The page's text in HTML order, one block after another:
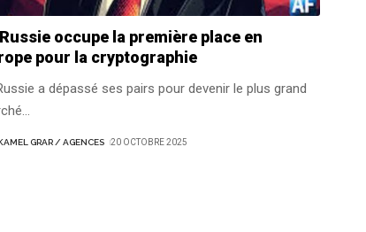
occupe la première place en
pour la cryptographie
a dépassé ses pairs pour devenir le plus grand
…
KAMEL GRAR / AGENCES 20 OCTOBRE 2025